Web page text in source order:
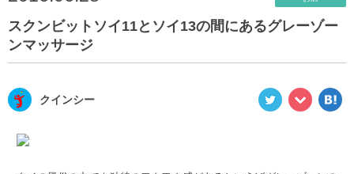
スクンビットソイ11とソイ13の間にあるグレーゾー
ンマッサージ
クインシー